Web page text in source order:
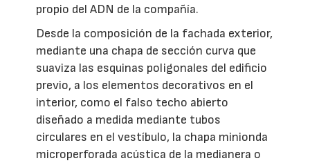
propio del ADN de la compañía.
Desde la composición de la fachada exterior,
mediante una chapa de sección curva que
suaviza las esquinas poligonales del edificio
previo, a los elementos decorativos en el
interior, como el falso techo abierto
diseñado a medida mediante tubos
circulares en el vestíbulo, la chapa minionda
microperforada acústica de la medianera o